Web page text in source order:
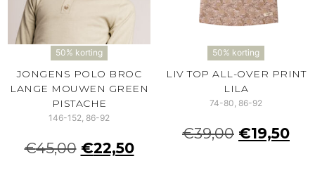
50% korting
JONGENS POLO BROC
LANGE MOUWEN GREEN
PISTACHE
146-152, 86-92
€45,00 €22,50
50% korting
LIV TOP ALL-OVER PRINT
LILA
74-80, 86-92
€39,00 €19,50